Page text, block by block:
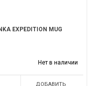
EXPEDITION MUG
Нет в наличии
ДОБАВИТЬ